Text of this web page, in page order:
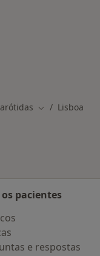
Mudar de
Lisboa
os pacientes
e respostas